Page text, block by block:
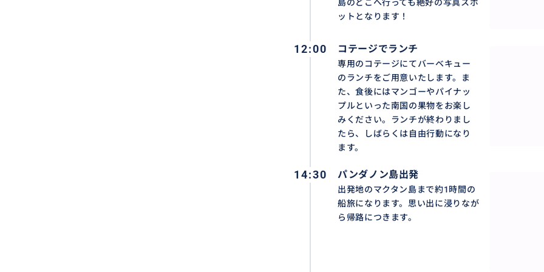
セブ市、マンダウエ市、マクタン島いずれのホテルも往
本語を話せるガイドが同行いたします。
島のどこへ行っても絶好の写真スポ
ットとなります！
12:00 コテージでランチ
専用のコテージにてバーベキュー
のランチをご用意いたします。ま
た、食後にはマンゴーやパイナッ
プルといった南国の果物をお楽し
みください。ランチが終わりまし
たら、しばらくは自由行動になり
ます。
14:30 パンダノン島出発
出発地のマクタン島まで約1時間の
船旅になります。思い出に浸りなが
ら帰路につきます。